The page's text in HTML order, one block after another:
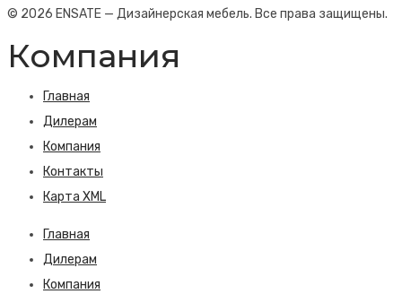
© 2026 ENSATE — Дизайнерская мебель. Все права защищены.
Компания
Главная
Дилерам
Компания
Контакты
Карта XML
Главная
Дилерам
Компания